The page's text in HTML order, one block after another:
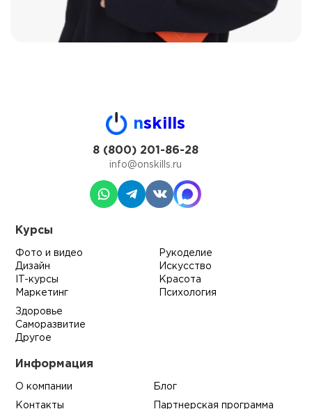
nskills
8 (800) 201-86-28
info@onskills.ru
Курсы
Фото и видео
Дизайн
IT-курсы
Маркетинг
Рукоделие
Искусство
Красота
Психология
Здоровье
Саморазвитие
Другое
Информация
О компании Блог
Контакты Партнерская программа